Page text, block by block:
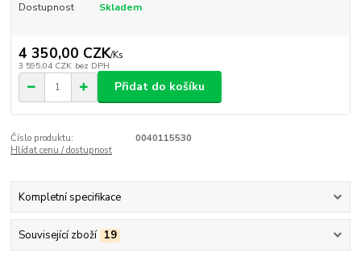
Dostupnost Skladem
4 350,00 CZK/Ks
3 595,04 CZK bez DPH
Přidat do košíku
Číslo produktu:
0040115530
Hlídat cenu / dostupnost
Kompletní specifikace
Související zboží 19